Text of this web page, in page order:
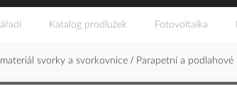
Katalog prodlužek Fotovoltaika
svorky a svorkovnice Parapetní a podlahové